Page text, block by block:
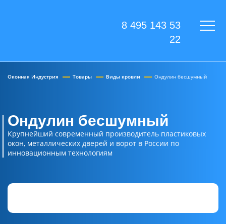
8 495 143 53
22
Оконная Индустрия Товары Виды кровли Ондулин бесшумный
Ондулин бесшумный
Крупнейший современный производитель пластиковых
окон, металлических дверей и ворот в России по
инновационным технологиям